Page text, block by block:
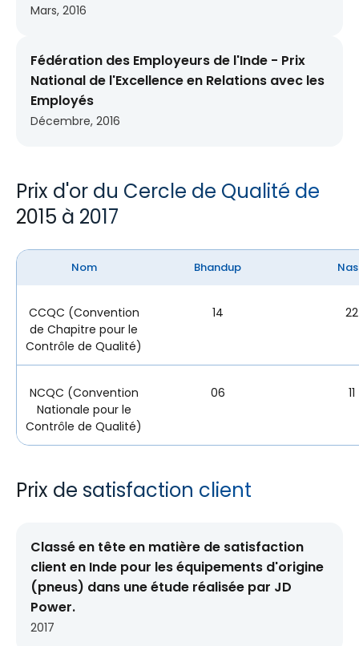
Mars, 2016
Fédération des Employeurs de l'Inde - Prix
National de l'Excellence en Relations avec les
Employés
Décembre, 2016
Prix d'or du Cercle de Qualité de
2015 à 2017
Nom Bhandup
CCQC (Convention
de Chapitre pour le
Contrôle de Qualité)
14 22
NCQC (Convention
Nationale pour le
Contrôle de Qualité)
06 11
Prix de satisfaction client
Classé en tête en matière de satisfaction
client en Inde pour les équipements d'origine
(pneus) dans une étude réalisée par JD
Power.
2017